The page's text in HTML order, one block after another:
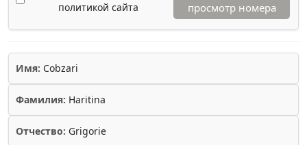
политикой сайта
просмотр номера
Имя: Cobzari
Фамилия: Haritina
Отчество: Grigorie